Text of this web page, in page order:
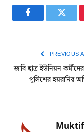
Facebook
PREVIOUS
জাবি ছাত্র ইউনিয়ন
পুলিশের হয়রানির